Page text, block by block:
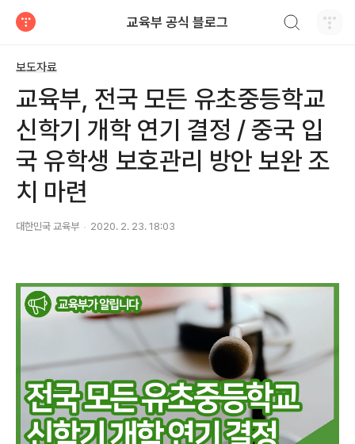
교육부 공식 블로그
보도자료
교육부, 전국 모든 유초중등학교
신학기 개학 연기 결정 / 중국 입
국 유학생 보호관리 방안 보완 조
치 마련
대한민국 교육부 2020. 2. 23. 18:03